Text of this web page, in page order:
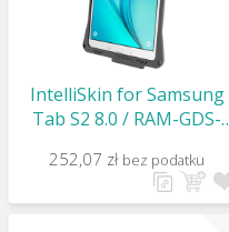
IntelliSkin for Samsung
Tab S2 8.0 / RAM-GDS-
252,07 zł bez podatku